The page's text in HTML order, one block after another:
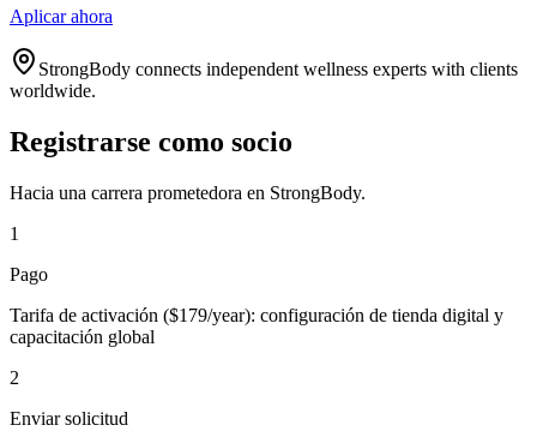
Aplicar ahora
StrongBody connects independent wellness experts with clients
worldwide.
Registrarse como socio
Hacia una carrera prometedora en StrongBody.
1
Pago
Tarifa de activación ($179/year): configuración de tienda digital y
capacitación global
2
Enviar solicitud